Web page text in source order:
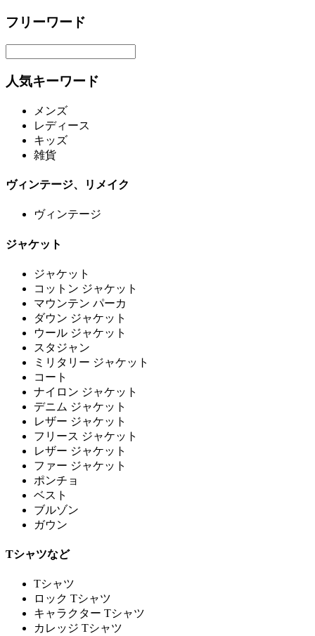
フリーワード
人気キーワード
メンズ
レディース
キッズ
雑貨
ヴィンテージ、リメイク
ヴィンテージ
ジャケット
ジャケット
コットン ジャケット
マウンテン パーカ
ダウン ジャケット
ウール ジャケット
スタジャン
ミリタリー ジャケット
コート
ナイロン ジャケット
デニム ジャケット
レザー ジャケット
フリース ジャケット
レザー ジャケット
ファー ジャケット
ポンチョ
ベスト
ブルゾン
ガウン
Tシャツなど
Tシャツ
ロック Tシャツ
キャラクター Tシャツ
カレッジ Tシャツ